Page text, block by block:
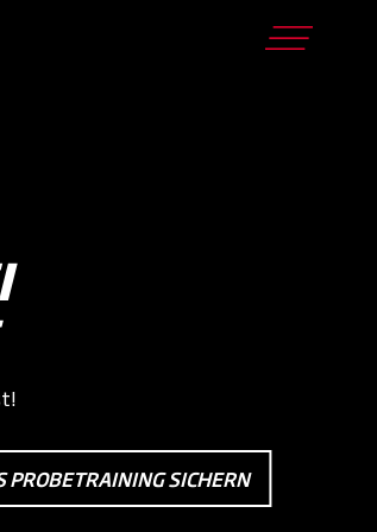
PROBETRAINING SICHERN